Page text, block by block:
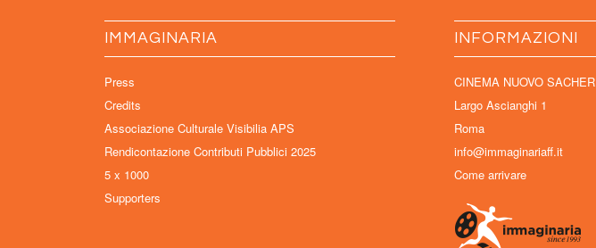
IMMAGINARIA
Press
Credits
Associazione Culturale Visibilia APS
Rendicontazione Contributi Pubblici 2025
5 x 1000
Supporters
INFORMAZIONI
CINEMA NUOVO SACHER
Largo Ascianghi 1
Roma
info@immaginariaff.it
Come arrivare